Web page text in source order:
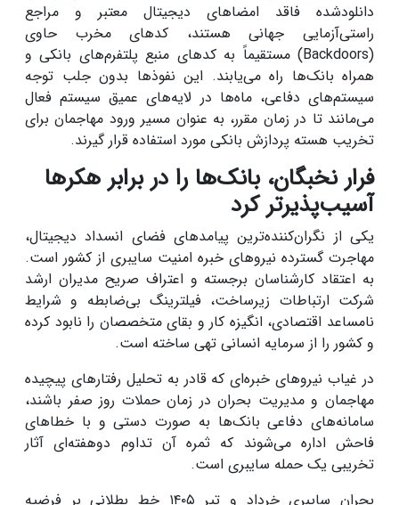
دانلودشده فاقد امضاهای دیجیتال معتبر و مراجع
راستی‌آزمایی جهانی هستند، کدهای مخرب حاوی
(Backdoors) مستقیماً به کدهای منبع پلتفرم‌های بانکی و
همراه بانک‌ها راه می‌یابند. این نفوذها بدون جلب توجه
سیستم‌های دفاعی، ماه‌ها در لایه‌های عمیق سیستم فعال
می‌مانند تا در زمان مقرر، به عنوان مسیر ورود مهاجمان برای
تخریب هسته پردازش بانکی مورد استفاده قرار گیرند.
فرار نخبگان، بانک‌ها را در برابر هکرها
آسیب‌پذیرتر کرد
یکی از نگران‌کننده‌ترین پیامدهای فضای انسداد دیجیتال،
مهاجرت گسترده نیروهای خبره امنیت سایبری از کشور است.
به اعتقاد کارشناسان برجسته و اعتراف صریح مدیران ارشد
شرکت ارتباطات زیرساخت، فیلترینگ بی‌ضابطه و شرایط
نامساعد اقتصادی، انگیزه کار و بقای متخصصان را نابود کرده
و کشور را از سرمایه انسانی تهی ساخته است.
در غیاب نیروهای خبره‌ای که قادر به تحلیل رفتارهای پیچیده
مهاجمان و مدیریت بحران در زمان حملات روز صفر باشند،
سامانه‌های دفاعی بانک‌ها به صورت دستی و با خطاهای
فاحش اداره می‌شوند که ثمره آن تداوم دوهفته‌ای آثار
تخریبی یک حمله سایبری است.
بحران سایبری خرداد و تیر ۱۴۰۵ خط بطلانی بر فرضیه